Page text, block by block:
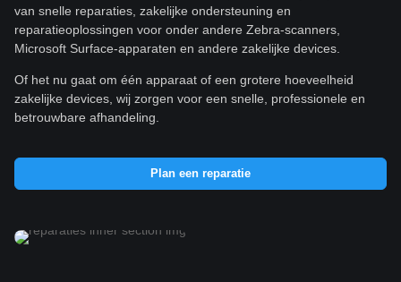
van snelle reparaties, zakelijke ondersteuning en
reparatieoplossingen voor onder andere Zebra-scanners,
Microsoft Surface-apparaten en andere zakelijke devices.
Of het nu gaat om één apparaat of een grotere hoeveelheid
zakelijke devices, wij zorgen voor een snelle, professionele en
betrouwbare afhandeling.
Plan een reparatie